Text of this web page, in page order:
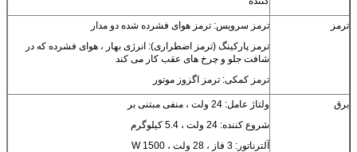
ترمز
ترمز سرویس: ترمز هوای فشرده شده دو مدار
ترمز پارکینگ (ترمز اضطراری): انرژی بهار ، هوای فشرده که در
شافت جلو و چرخ های عقب کار می کند
ترمز کمکی: ترمز اگزوز موتور
برق
ولتاژ عامل: 24 ولت ، منفی مبتنی بر
شروع کننده: 24 ولت ، 5.4 کیلوگرم
آلترناتور: 3 فاز ، 28 ولت ، 1500 W